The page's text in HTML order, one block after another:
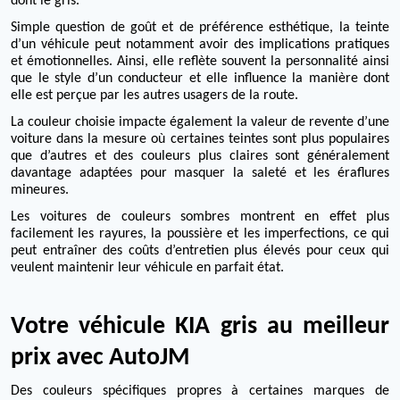
Simple question de goût et de préférence esthétique, la teinte
d’un véhicule peut notamment avoir des implications pratiques
et émotionnelles. Ainsi, elle reflète souvent la personnalité ainsi
que le style d’un conducteur et elle influence la manière dont
elle est perçue par les autres usagers de la route.
La couleur choisie impacte également la valeur de revente d’une
voiture dans la mesure où certaines teintes sont plus populaires
que d’autres et des couleurs plus claires sont généralement
davantage adaptées pour masquer la saleté et les éraflures
mineures.
Les voitures de couleurs sombres montrent en effet plus
facilement les rayures, la poussière et les imperfections, ce qui
peut entraîner des coûts d’entretien plus élevés pour ceux qui
veulent maintenir leur véhicule en parfait état.
Votre véhicule KIA gris au meilleur
prix avec AutoJM
Des couleurs spécifiques propres à certaines marques de